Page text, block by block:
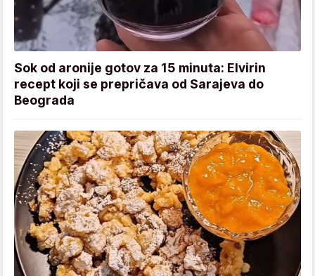
Sok od aronije gotov za 15 minuta: Elvirin
recept koji se prepričava od Sarajeva do
Beograda